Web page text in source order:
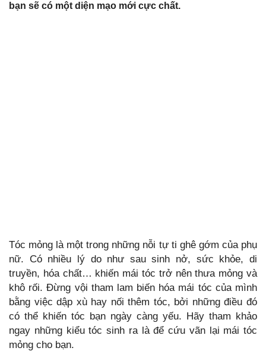
bạn sẽ có một diện mạo mới cực chất.
Tóc mỏng là một trong những nỗi tự ti ghê gớm của phụ
nữ. Có nhiều lý do như sau sinh nở, sức khỏe, di
truyền, hóa chất… khiến mái tóc trở nên thưa mỏng và
khô rối. Đừng vội tham lam biến hóa mái tóc của mình
bằng việc dập xù hay nối thêm tóc, bởi những điều đó
có thể khiến tóc bạn ngày càng yếu. Hãy tham khảo
ngay những kiểu tóc sinh ra là để cứu vãn lại mái tóc
mỏng cho bạn.